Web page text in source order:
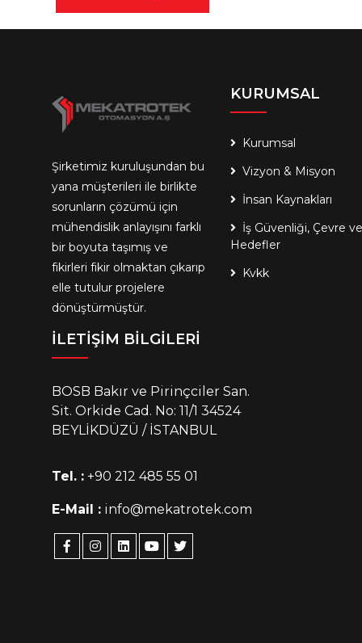
Şirketimiz kuruluşundan bu
yana müşterileri ile birlikte
sorunların çözümü için
mühendislik anlayışını farklı
bir boyuta taşımış ve
fikirleri fikir olmaktan çıkarıp
elle tutulur projelere
dönüştürmüştür.
KURUMSAL
Kurumsal
Vizyon & Misyon
İnsan Kaynakları
İş Güvenliği, Çevre ve
Hedefler
Kvkk
İLETİŞİM BİLGİLERİ
BOSB Bakır ve Pirinçciler San.
Sit. Orkide Cad. No: 11/1 34524
BEYLİKDÜZÜ / İSTANBUL
Tel. : +90 212 485 55 01
E-Mail : info@mekatrotek.com